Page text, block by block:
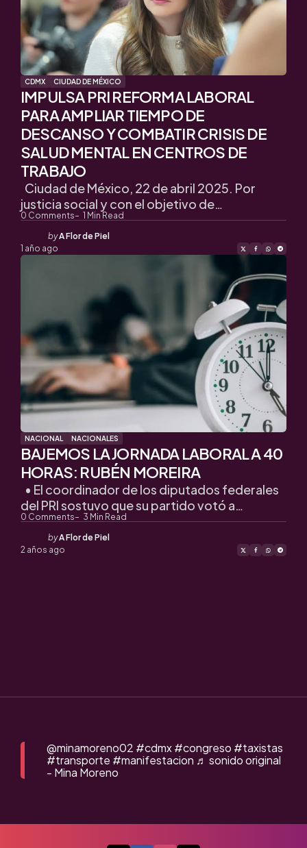
CDMX CIUDAD DE MÉXICO
IMPULSA PRI REFORMA LABORAL
PARA AMPLIAR TIEMPO DE
DESCANSO Y COMBATIR CRISIS DE
SALUD MENTAL EN CENTROS DE
TRABAJO
0 Comments 1 Min Read
Ciudad de México, 22 de abril 2025. Por
justicia social y con el objetivo de…
Posted
by
byA Flor de Piel
1 año ago
NACIONAL NACIONALES
BAJEMOS LA JORNADA LABORAL A 40
HORAS: RUBÉN MOREIRA
0 Comments 3 Min Read
• El coordinador de los diputados federales
del PRI sostuvo que su partido votó a…
Posted
by
byA Flor de Piel
2 años ago
@minamoreno02 #cdmx#congreso #taxistas
#transporte #manifestacion ♬ sonido original
- Mina Moreno